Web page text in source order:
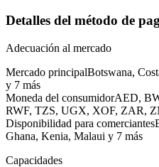
Detalles del método de
Adecuación al mercado
Mercado principalBotswana,
y 7 más
Moneda del consumidorAED,
RWF, TZS, UGX, XOF, ZAR,
Disponibilidad para comerciantes
Ghana, Kenia, Malaui y 7 más
Capacidades